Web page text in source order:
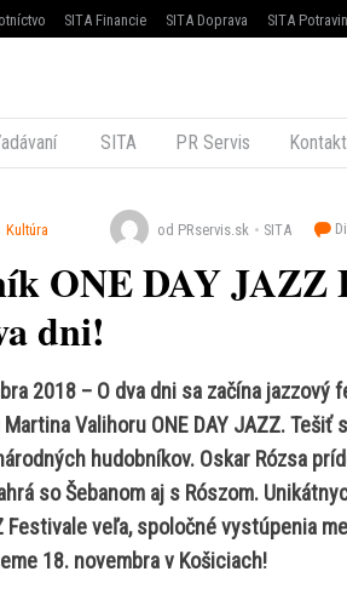
SITA Financie SITA Doprava SITA
SITA PR Servis Kontakt
Kultúra od PRservis.sk SITA
ONE DAY JAZZ
dni!
2018 – O dva dni sa začína
Valihoru ONE DAY JAZZ. Tešiť
hudobníkov. Oskar Rózsa
so Šebanom aj s Rószom.
Festivale veľa, spoločné vystúpenia
18. novembra v Košiciach!